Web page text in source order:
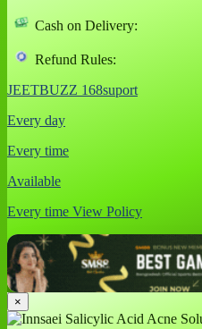
Cash on Delivery:
Refund Rules:
JEETBUZZ 168suport
Every day
Every time
Available
Every time View Policy
×